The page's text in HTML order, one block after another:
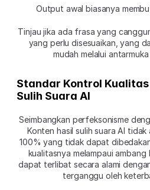
Output awal biasanya
Tinjau jika ada frasa yang
yang perlu disesuaikan, yang
mudah melalui
Standar Kontrol
Sulih Suara AI
Seimbangkan perfeksonisme
Konten hasil sulih suara AI
100% yang tidak dapat
kualitasnya melampaui
dapat terlibat secara alami
terganggu oleh